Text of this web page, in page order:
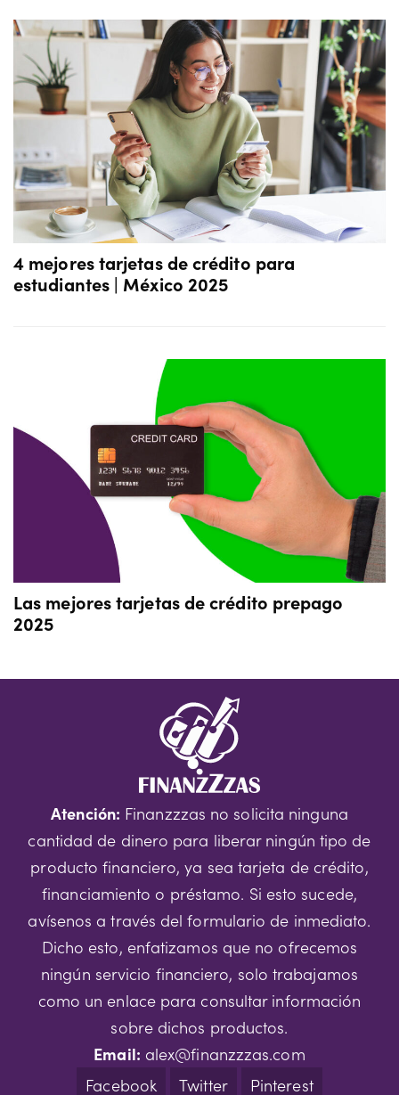
4 mejores tarjetas de crédito para
estudiantes | México 2025
Las mejores tarjetas de crédito prepago
2025
Atención: Finanzzzas no solicita ninguna
cantidad de dinero para liberar ningún tipo de
producto financiero, ya sea tarjeta de crédito,
financiamiento o préstamo. Si esto sucede,
avísenos a través del formulario de inmediato.
Dicho esto, enfatizamos que no ofrecemos
ningún servicio financiero, solo trabajamos
como un enlace para consultar información
sobre dichos productos.
Email: alex@finanzzzas.com
Facebook
Twitter Pinterest